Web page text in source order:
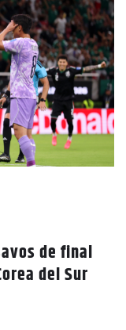
de final
del Sur